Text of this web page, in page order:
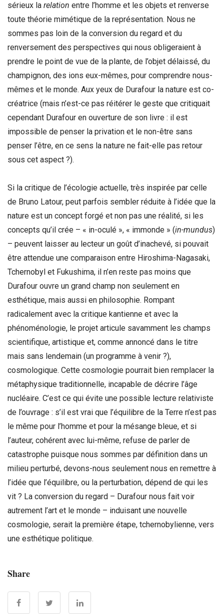
sérieux la relation entre l’homme et les objets et renverse
toute théorie mimétique de la représentation. Nous ne
sommes pas loin de la conversion du regard et du
renversement des perspectives qui nous obligeraient à
prendre le point de vue de la plante, de l’objet délaissé, du
champignon, des ions eux-mêmes, pour comprendre nous-
mêmes et le monde. Aux yeux de Durafour la nature est co-
créatrice (mais n’est-ce pas réitérer le geste que critiquait
cependant Durafour en ouverture de son livre : il est
impossible de penser la privation et le non-être sans
penser l’être, en ce sens la nature ne fait-elle pas retour
sous cet aspect ?).
Si la critique de l’écologie actuelle, très inspirée par celle
de Bruno Latour, peut parfois sembler réduite à l’idée que la
nature est un concept forgé et non pas une réalité, si les
concepts qu’il crée – « in-oculé », « immonde » (in-mundus)
– peuvent laisser au lecteur un goût d’inachevé, si pouvait
être attendue une comparaison entre Hiroshima-Nagasaki,
Tchernobyl et Fukushima, il n’en reste pas moins que
Durafour ouvre un grand champ non seulement en
esthétique, mais aussi en philosophie. Rompant
radicalement avec la critique kantienne et avec la
phénoménologie, le projet articule savamment les champs
scientifique, artistique et, comme annoncé dans le titre
mais sans lendemain (un programme à venir ?),
cosmologique. Cette cosmologie pourrait bien remplacer la
métaphysique traditionnelle, incapable de décrire l’âge
nucléaire. C’est ce qui évite une possible lecture relativiste
de l’ouvrage : s’il est vrai que l’équilibre de la Terre n’est pas
le même pour l’homme et pour la mésange bleue, et si
l’auteur, cohérent avec lui-même, refuse de parler de
catastrophe puisque nous sommes par définition dans un
milieu perturbé, devons-nous seulement nous en remettre à
l’idée que l’équilibre, ou la perturbation, dépend de qui les
vit ? La conversion du regard – Durafour nous fait voir
autrement l’art et le monde – induisant une nouvelle
cosmologie, serait la première étape, tchernobylienne, vers
une esthétique politique.
Share